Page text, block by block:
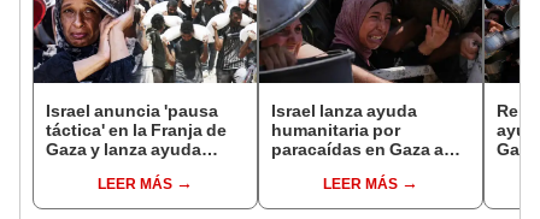
Israel anuncia 'pausa
táctica' en la Franja de
Gaza y lanza ayuda
denuncias por crisis de
hambruna
LEER MÁS
Israel lanza ayuda
humanitaria por
paracaídas en Gaza ante
tras críticas de agencias
internacionales
LEER MÁS